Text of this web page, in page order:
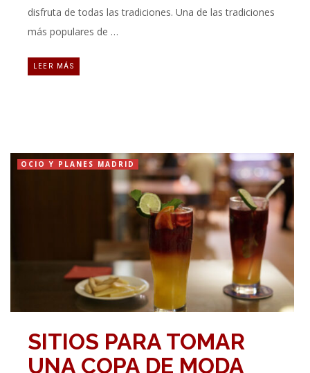
disfruta de todas las tradiciones. Una de las tradiciones
más populares de …
LEER MÁS
OCIO Y PLANES MADRID
SITIOS PARA TOMAR
UNA COPA DE MODA